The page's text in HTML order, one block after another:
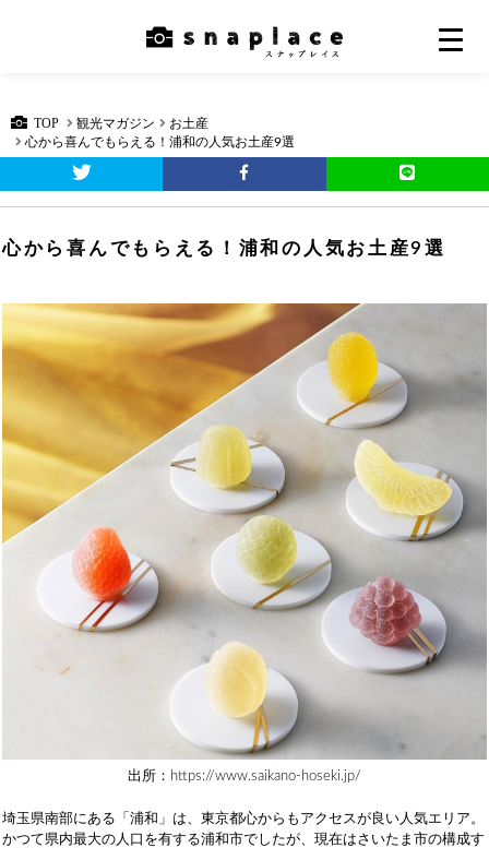
TOP 観光マガジン
お土産
心から喜んでもらえる！浦和の人気お土産9選
心から喜んでもらえる！浦和の人気お土産9選
出所：https://www.saikano-hoseki.jp/
埼玉県南部にある「浦和」は、東京都心からもアクセスが良い人気エリア。
かつて県内最大の人口を有する浦和市でしたが、現在はさいたま市の構成す